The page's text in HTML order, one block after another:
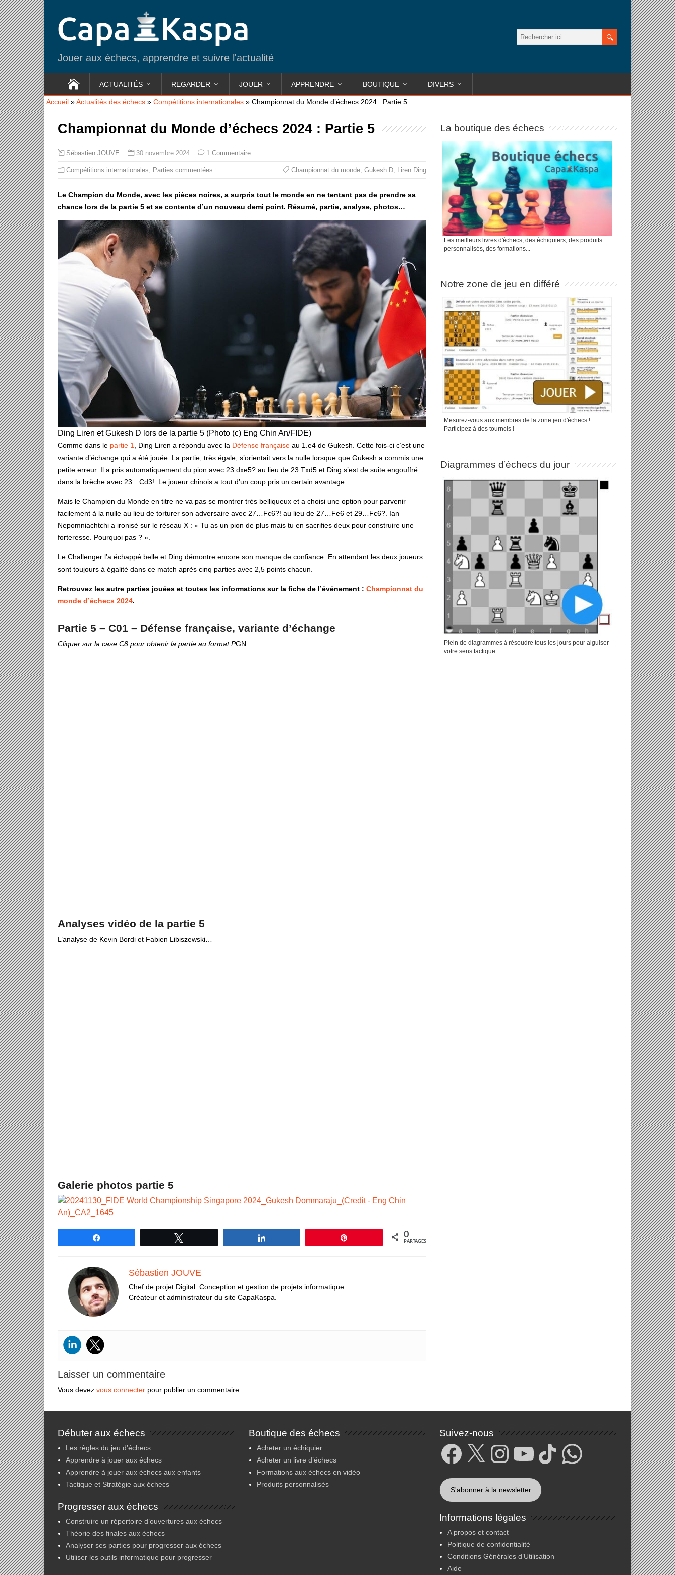
Jouer aux échecs, apprendre et suivre l'actualité
ACTUALITÉS REGARDER JOUER APPRENDRE BOUTIQUE DIVERS
Accueil »Actualités des échecs » Compétitions internationales » Championnat du Monde d’échecs 2024 : Partie 5
Championnat du Monde d’échecs 2024 : Partie 5
Sébastien JOUVE 30 novembre 2024 1 Commentaire
Compétitions internationales, Parties commentées Championnat du monde, Gukesh D, Liren Ding
Le Champion du Monde, avec les pièces noires, a surpris tout le monde en ne tentant pas de prendre sa
chance lors de la partie 5 et se contente d’un nouveau demi point. Résumé, partie, analyse, photos…
Ding Liren et Gukesh D lors de la partie 5 (Photo (c) Eng Chin An/FIDE)
Comme dans le partie 1 , Ding Liren a répondu avec la Défense française au 1.e4 de Gukesh. Cette fois-ci c’est une
variante d’échange qui a été jouée. La partie, très égale, s’orientait vers la nulle lorsque que Gukesh a commis une
petite erreur. Il a pris automatiquement du pion avec 23.dxe5? au lieu de 23.Txd5 et Ding s’est de suite engouffré
dans la brèche avec 23…Cd3!. Le joueur chinois a tout d’un coup pris un certain avantage.
Mais le Champion du Monde en titre ne va pas se montrer très belliqueux et a choisi une option pour parvenir
facilement à la nulle au lieu de torturer son adversaire avec 27…Fc6?! au lieu de 27…Fe6 et 29…Fc6?. Ian
Nepomniachtchi a ironisé sur le réseau X : « Tu as un pion de plus mais tu en sacrifies deux pour construire une
forteresse. Pourquoi pas ? ».
Le Challenger l’a échappé belle et Ding démontre encore son manque de confiance. En attendant les deux joueurs
sont toujours à égalité dans ce match après cinq parties avec 2,5 points chacun.
Retrouvez les autre parties jouées et toutes les informations sur la fiche de l’événement : Championnat du
monde d’échecs 2024.
Partie 5 – C01 – Défense française, variante d’échange
Cliquer sur la case C8 pour obtenir la partie au format PGN…
Analyses vidéo de la partie 5
L’analyse de Kevin Bordi et Fabien Libiszewski…
Galerie photos partie 5
0
PARTAGES
Sébastien JOUVE
Chef de projet Digital. Conception et gestion de projets informatique.
Créateur et administrateur du site CapaKaspa.
Laisser un commentaire
Vous devez vous connecter pour publier un commentaire.
La boutique des échecs
Les meilleurs livres d'échecs, des échiquiers, des produits
personnalisés, des formations...
Notre zone de jeu en différé
Mesurez-vous aux membres de la zone jeu d'échecs !
Participez à des tournois !
Diagrammes d’échecs du jour
Plein de diagrammes à résoudre tous les jours pour aiguiser
votre sens tactique....
Débuter aux échecs
Les règles du jeu d’échecs
Apprendre à jouer aux échecs
Apprendre à jouer aux échecs aux enfants
Tactique et Stratégie aux échecs
Progresser aux échecs
Construire un répertoire d’ouvertures aux échecs
Théorie des finales aux échecs
Analyser ses parties pour progresser aux échecs
Utiliser les outils informatique pour progresser
Boutique des échecs
Acheter un échiquier
Acheter un livre d’échecs
Formations aux échecs en vidéo
Produits personnalisés
Suivez-nous
Facebook Instagram TikTok WhatsApp
S'abonner à la newsletter
Informations légales
A propos et contact
Politique de confidentialité
Conditions Générales d’Utilisation
Aide